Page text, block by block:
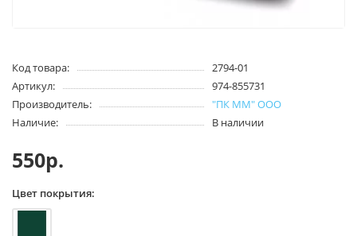
Код товара:
2794-01
Артикул:
974-855731
Производитель:
"ПК ММ" ООО
Наличие:
В наличии
550р.
Цвет покрытия: